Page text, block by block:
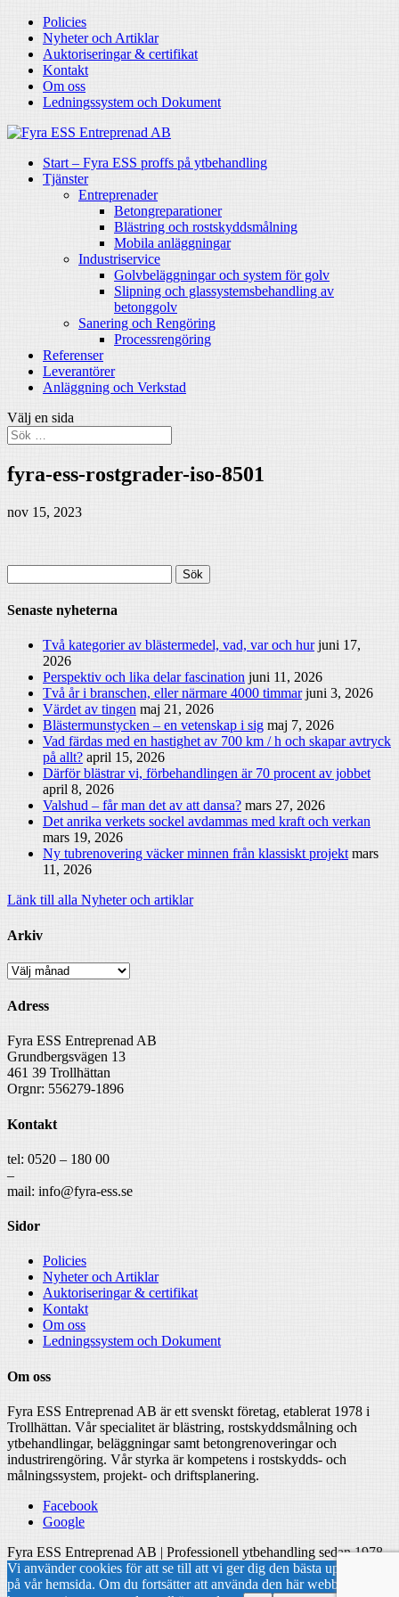
Policies
Nyheter och Artiklar
Auktoriseringar & certifikat
Kontakt
Om oss
Ledningssystem och Dokument
Start – Fyra ESS proffs på ytbehandling
Tjänster
Entreprenader
Betongreparationer
Blästring och rostskyddsmålning
Mobila anläggningar
Industriservice
Golvbeläggningar och system för golv
Slipning och glassystemsbehandling av
betonggolv
Sanering och Rengöring
Processrengöring
Referenser
Leverantörer
Anläggning och Verkstad
Välj en sida
fyra-ess-rostgrader-iso-8501
nov 15, 2023
efter:
Senaste nyheterna
Två kategorier av blästermedel, vad, var och hur juni 17,
2026
Perspektiv och lika delar fascination juni 11, 2026
Två år i branschen, eller närmare 4000 timmar juni 3, 2026
Värdet av tingen maj 21, 2026
Blästermunstycken – en vetenskap i sig maj 7, 2026
Vad färdas med en hastighet av 700 km / h och skapar avtryck
på allt? april 15, 2026
Därför blästrar vi, förbehandlingen är 70 procent av jobbet
april 8, 2026
Valshud – får man det av att dansa? mars 27, 2026
Det anrika verkets sockel avdammas med kraft och verkan
mars 19, 2026
Ny tubrenovering väcker minnen från klassiskt projekt mars
11, 2026
Länk till alla Nyheter och artiklar
Arkiv
Arkiv
Adress
Fyra ESS Entreprenad AB
Grundbergsvägen 13
461 39 Trollhättan
Orgnr: 556279-1896
Kontakt
tel: 0520 – 180 00
–
mail: info@fyra-ess.se
Sidor
Policies
Nyheter och Artiklar
Auktoriseringar & certifikat
Kontakt
Om oss
Ledningssystem och Dokument
Om oss
Fyra ESS Entreprenad AB är ett svenskt företag, etablerat 1978 i
Trollhättan. Vår specialitet är blästring, rostskyddsmålning och
ytbehandlingar, beläggningar samt betongrenoveringar och
industrirengöring. Vår styrka är kompetens i rostskydds- och
målningssystem, projekt- och driftsplanering.
Facebook
Google
Fyra ESS Entreprenad AB | Professionell ytbehandling sedan 1978
Vi använder cookies för att se till att vi ger dig den bästa upplevelsen
på vår hemsida. Om du fortsätter att använda den här webbplatsen